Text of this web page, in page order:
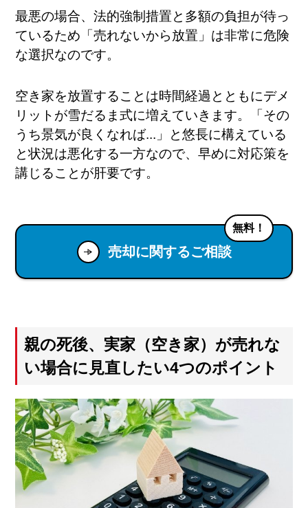
最悪の場合、法的強制措置と多額の負担が待っ
ているため「売れないから放置」は非常に危険
な選択なのです。
空き家を放置することは時間経過とともにデメ
リットが雪だるま式に増えていきます。「その
うち景気が良くなれば...」と悠長に構えている
と状況は悪化する一方なので、早めに対応策を
講じることが肝要です。
売却に関するご相談
無料！
親の死後、実家（空き家）が売れな
い場合に見直したい4つのポイント